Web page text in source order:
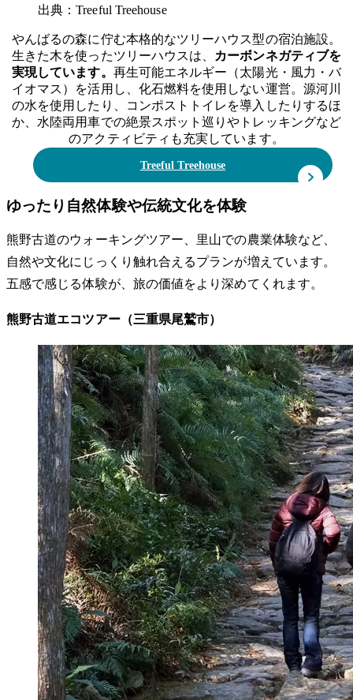
出典：Treeful Treehouse
やんばるの森に佇む本格的なツリーハウス型の宿泊施設。
生きた木を使ったツリーハウスは、 カーボンネガティブを
実現しています。 再生可能エネルギー（太陽光・風力・バ
イオマス）を活用し、化石燃料を使用しない運営。源河川
の水を使用したり、コンポストトイレを導入したりするほ
か、水陸両用車での絶景スポット巡りやトレッキングなど
のアクティビティも充実しています。
Treeful Treehouse
ゆったり自然体験や伝統文化を体験
熊野古道のウォーキングツアー、里山での農業体験など、
自然や文化にじっくり触れ合えるプランが増えています。
五感で感じる体験が、旅の価値をより深めてくれます。
熊野古道エコツアー（三重県尾鷲市）